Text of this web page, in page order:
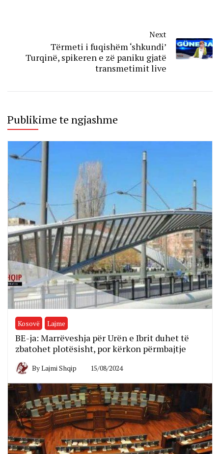
Next
Tërmeti i fuqishëm ‘shkundi’
Turqinë, spikeren e zë paniku gjatë
transmetimit live
Publikime te ngjashme
Kosovë Lajme
BE-ja: Marrëveshja për Urën e Ibrit duhet të
zbatohet plotësisht, por kërkon përmbajtje
ByLajmi Shqip 15/08/2024